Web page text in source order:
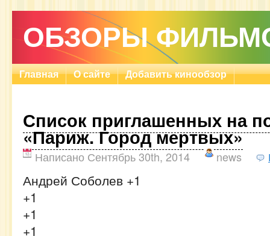
ОБЗОРЫ
Главная О сайте Добавить кинообзор
Список приглашенных на
«Париж. Город мертвых»
Написано Сентябрь 30th, 2014 news
Андрей Соболев +1
+1
+1
+1